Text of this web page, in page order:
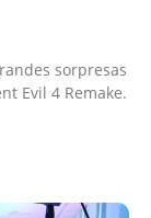
sorpresas
Evil 4 Remake.